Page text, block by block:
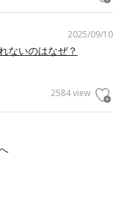
2025/09/10
ないのはなぜ？
2584 view